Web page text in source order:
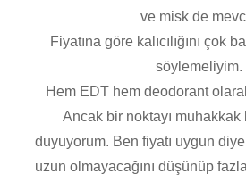
ve misk de
Fiyatına göre kalıcılığını çok
söylemeliyim.
Hem EDT hem deodorant
Ancak bir noktayı
duyuyorum. Ben fiyatı uygun diye
uzun olmayacağını düşünüp